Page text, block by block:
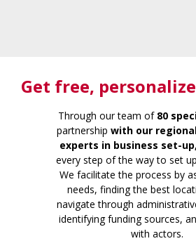
Get free,
Through our team of 80
partnership with our
experts in business set-up,
every step of the way to set
We facilitate the process by
needs, finding the best
navigate through
identifying funding sources,
with actors.